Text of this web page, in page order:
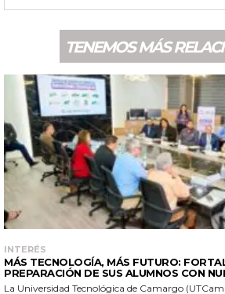
TENEMOS MÁS
INTERÉS
MÁS TECNOLOGÍA, MÁS FUTURO:
PREPARACIÓN DE SUS ALUMNOS CON
La Universidad Tecnológica de Camargo